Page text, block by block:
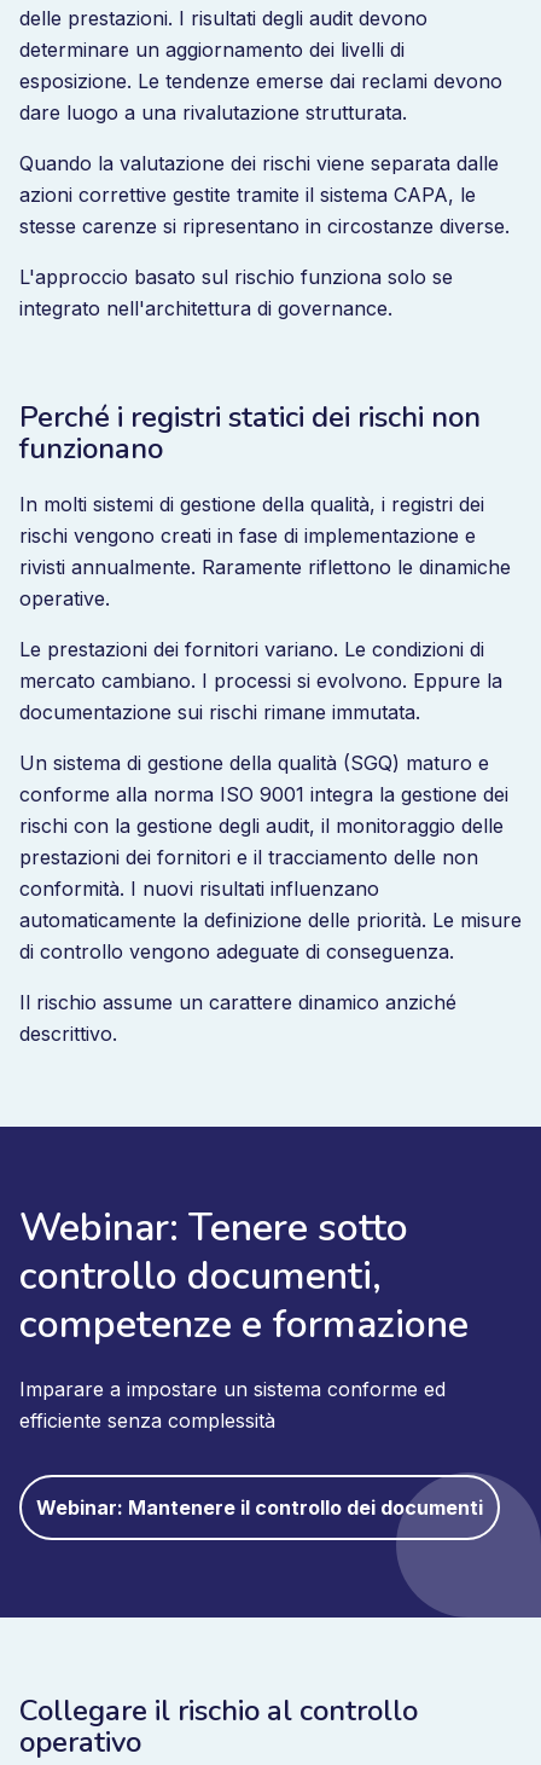
delle prestazioni. I risultati degli audit devono
determinare un aggiornamento dei livelli di
esposizione. Le tendenze emerse dai reclami devono
dare luogo a una rivalutazione strutturata.
Quando la valutazione dei rischi viene separata dalle
azioni correttive gestite tramite il sistema CAPA, le
stesse carenze si ripresentano in circostanze diverse.
L'approccio basato sul rischio funziona solo se
integrato nell'architettura di governance.
Perché i registri statici dei rischi non
funzionano
In molti sistemi di gestione della qualità, i registri dei
rischi vengono creati in fase di implementazione e
rivisti annualmente. Raramente riflettono le dinamiche
operative.
Le prestazioni dei fornitori variano. Le condizioni di
mercato cambiano. I processi si evolvono. Eppure la
documentazione sui rischi rimane immutata.
Un sistema di gestione della qualità (SGQ) maturo e
conforme alla norma ISO 9001 integra la gestione dei
rischi con la gestione degli audit, il monitoraggio delle
prestazioni dei fornitori e il tracciamento delle non
conformità. I nuovi risultati influenzano
automaticamente la definizione delle priorità. Le misure
di controllo vengono adeguate di conseguenza.
Il rischio assume un carattere dinamico anziché
descrittivo.
Webinar: Tenere sotto
controllo documenti,
competenze e formazione
Imparare a impostare un sistema conforme ed
efficiente senza complessità
Webinar: Mantenere il controllo dei documenti
Collegare il rischio al controllo
operativo